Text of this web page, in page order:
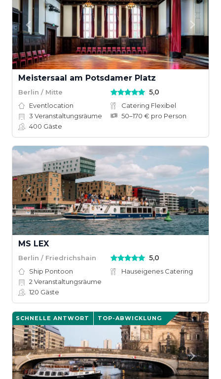
Meistersaal am Potsdamer Platz
Berlin / Mitte 5,0
Eventlocation
Catering Flexibel
3 Veranstaltungsräume
50–170 € pro Person
400 Gäste
MS LEX
Berlin / Friedrichshain 5,0
Ship Pontoon
Hauseigenes Catering
2 Veranstaltungsräume
120 Gäste
SCHNELLE ANTWORT TOP-ABWICKLUNG